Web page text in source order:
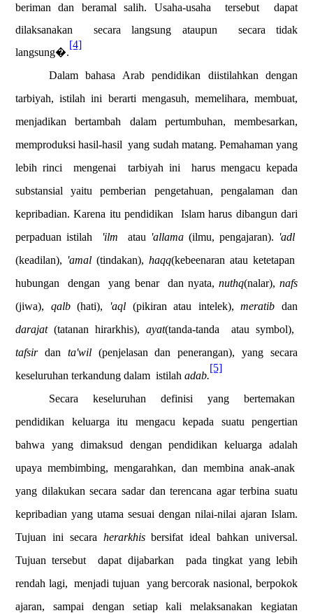
beriman dan beramal salih. Usaha-usaha
tersebut
dapat
dilaksanakan
secara langsung ataupun
secara tidak
langsung�.
[4]
Dalam bahasa Arab pendidikan diistilahkan dengan
tarbiyah, istilah ini berarti mengasuh, memelihara, membuat,
menjadikan bertambah dalam pertumbuhan, membesarkan,
memproduksi hasil-hasil yang sudah matang. Pemahaman yang
lebih rinci
mengenai tarbiyah ini
harus mengacu kepada
substansial yaitu pemberian pengetahuan, pengalaman dan
kepribadian. Karena itu pendidikan
Islam harus dibangun dari
perpaduan istilah
'ilm atau 'allama (ilmu, pengajaran). 'adl
(keadilan), 'amal (tindakan), haqq(kebeenaran atau ketetapan
hubungan
dengan yang benar dan nyata, nuthq(nalar),nafs
(jiwa), qalb(hati), 'aql(pikiran atau intelek), meratib dan
darajat (tatanan hirarkhis), ayat(tanda-tanda
atau symbol),
tafsir dan ta'wil (penjelasan dan penerangan), yang secara
keseluruhan terkandung dalam istilah adab.
[5]
Secara keseluruhan definisi yang bertemakan
pendidikan keluarga itu mengacu kepada suatu pengertian
bahwa yang dimaksud dengan pendidikan keluarga adalah
upaya membimbing, mengarahkan, dan membina anak-anak
yang dilakukan secara sadar dan terencana agar terbina suatu
kepribadian yang utama sesuai dengan nilai-nilai ajaran Islam.
Tujuan ini secara herarkhisbersifat ideal bahkan universal.
Tujuan tersebut
dapat dijabarkan
pada tingkat yang lebih
rendah lagi,
menjadi tujuan
yang bercorak nasional, berpokok
ajaran, sampai dengan setiap kali melaksanakan kegiatan